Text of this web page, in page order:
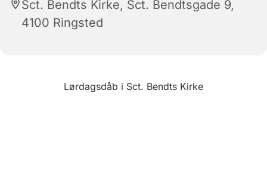
Sct. Bendts Kirke, Sct. Bendtsgade 9,
4100 Ringsted
Lørdagsdåb i Sct. Bendts Kirke